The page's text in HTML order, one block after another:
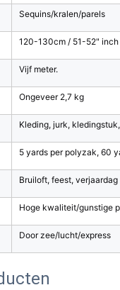
Sequins/kralen/parels
120-130cm / 51-52" inch
Vijf meter.
Ongeveer 2,7 kg
Kleding, jurk,
5 yards per polyzak, 60
Bruiloft, feest, verjaardag
Hoge kwaliteit/gunstige
Door zee/lucht/express